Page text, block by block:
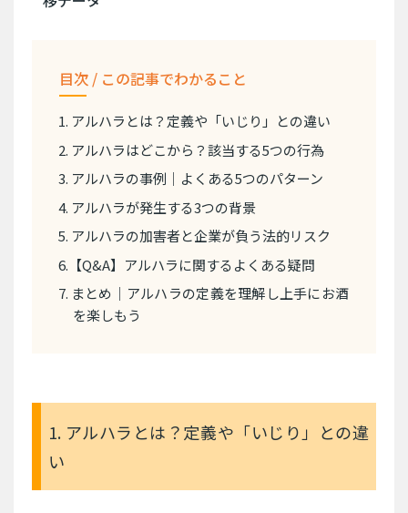
目次 / この記事でわかること
1. アルハラとは？定義や「いじり」との違い
2. アルハラはどこから？該当する5つの行為
3. アルハラの事例｜よくある5つのパターン
4. アルハラが発生する3つの背景
5. アルハラの加害者と企業が負う法的リスク
6.【Q&A】アルハラに関するよくある疑問
7. まとめ｜アルハラの定義を理解し上手にお酒
を楽しもう
1. アルハラとは？定義や「いじり」との違
い